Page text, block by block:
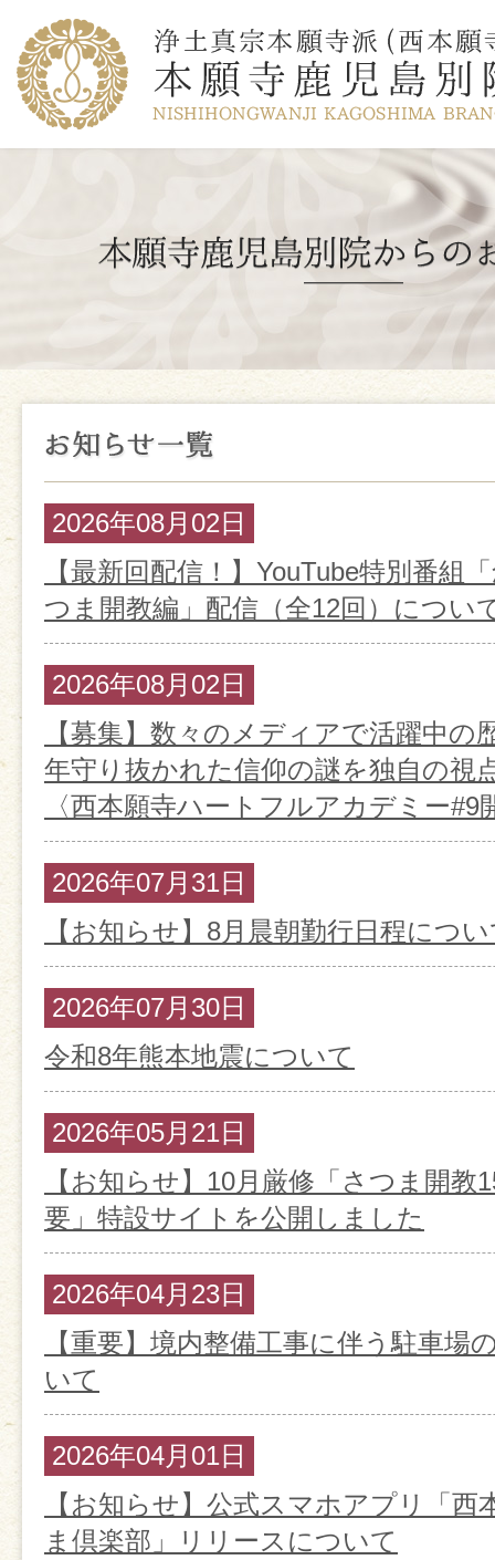
2026年08月02日
【最新回配信！】YouTube特別番組
つま開教編」配信（全12回）につい
2026年08月02日
【募集】数々のメディアで活躍中の
年守り抜かれた信仰の謎を独自の視
〈西本願寺ハートフルアカデミー#9
2026年07月31日
【お知らせ】8月晨朝勤行日程につ
2026年07月30日
令和8年熊本地震について
2026年05月21日
【お知らせ】10月厳修「さつま開教
要」特設サイトを公開しました
2026年04月23日
【重要】境内整備工事に伴う駐車場
いて
2026年04月01日
【お知らせ】公式スマホアプリ「西
ま倶楽部」リリースについて